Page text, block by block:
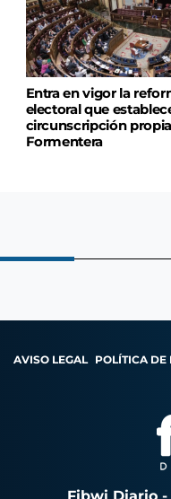
Entra en vigor la
electoral que
circunscripción
Formentera
AVISO LEGAL POLÍTICA